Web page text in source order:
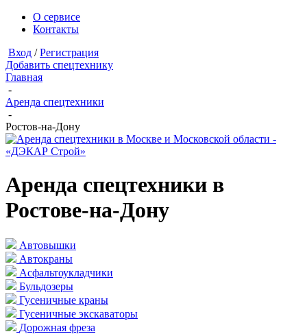
О сервисе
Контакты
Вход /Регистрация
Добавить спецтехнику
Главная
-
Аренда спецтехники
-
Ростов-на-Дону
Аренда спецтехники в
Ростове-на-Дону
Автовышки
Автокраны
Асфальтоукладчики
Бульдозеры
Гусеничные краны
Гусеничные экскаваторы
Дорожная фреза